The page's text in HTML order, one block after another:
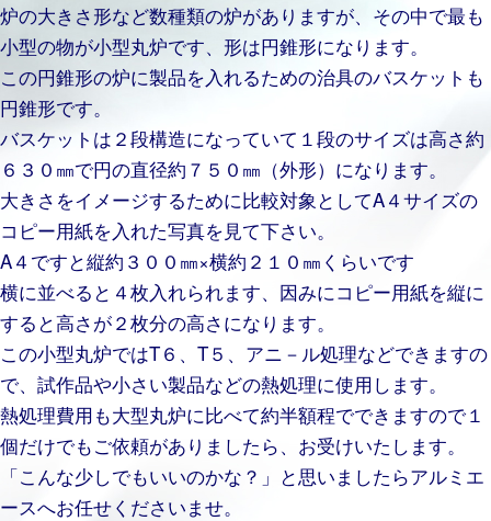
炉の大きさ形など数種類の炉がありますが、その中で最も
小型の物が小型丸炉です、形は円錐形になります。
この円錐形の炉に製品を入れるための治具のバスケットも
円錐形です。
バスケットは２段構造になっていて１段のサイズは高さ約
６３０㎜で円の直径約７５０㎜（外形）になります。
大きさをイメージするために比較対象としてA４サイズの
コピー用紙を入れた写真を見て下さい。
A４ですと縦約３００㎜×横約２１０㎜くらいです
横に並べると４枚入れられます、因みにコピー用紙を縦に
すると高さが２枚分の高さになります。
この小型丸炉ではT６、T５、アニ－ル処理などできますの
で、試作品や小さい製品などの熱処理に使用します。
熱処理費用も大型丸炉に比べて約半額程でできますので１
個だけでもご依頼がありましたら、お受けいたします。
「こんな少しでもいいのかな？」と思いましたらアルミエ
ースへお任せくださいませ。